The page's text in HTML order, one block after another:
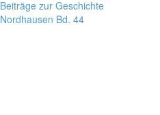
Beiträge zur Geschichte
Nordhausen Bd. 44